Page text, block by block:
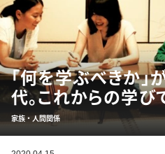
「何を学ぶべきか」
代。これからの学び
家族・人間関係